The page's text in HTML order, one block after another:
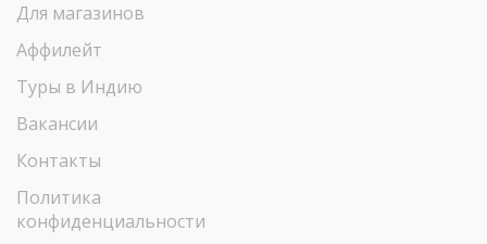
Для магазинов
Аффилейт
Туры в Индию
Вакансии
Контакты
Политика
конфиденциальности